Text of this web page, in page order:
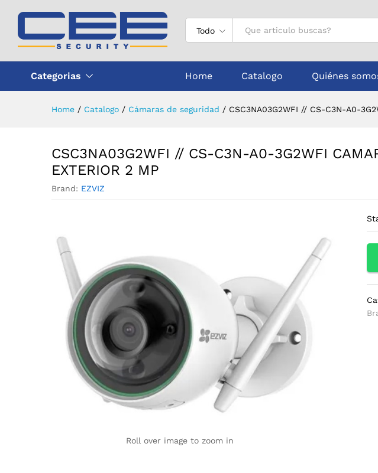
Todo
Categorias Home Catalogo Quiénes
Home / Catalogo / Cámaras de seguridad / CSC3NA03G2WFI // CS-C3N-A0-
CSC3NA03G2WFI // CS-C3N-A0-3G2WFI
EXTERIOR 2 MP
Brand: EZVIZ
Roll over image to zoom in
Descripción